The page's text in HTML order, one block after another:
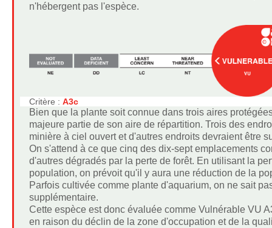
n'hébergent pas l'espèce.
Critère : A3c
Bien que la plante soit connue dans trois aires
majeure partie de son aire de répartition. Trois des
minière à ciel ouvert et d'autres endroits devraient être
On s'attend à ce que cinq des dix-sept emplacements
d'autres dégradés par la perte de forêt. En utilisant la
population, on prévoit qu'il y aura une réduction de la
Parfois cultivée comme plante d'aquarium, on ne sait
supplémentaire.
Cette espèce est donc évaluée comme Vulnérable VU
en raison du déclin de la zone d'occupation et de la